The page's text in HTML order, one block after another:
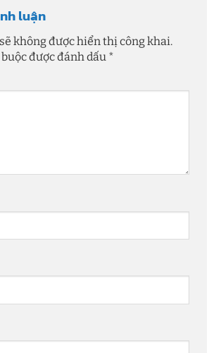
luận
không được hiển thị công khai.
được đánh dấu *